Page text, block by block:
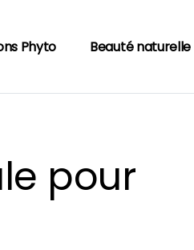
Phyto Beauté naturelle
pour